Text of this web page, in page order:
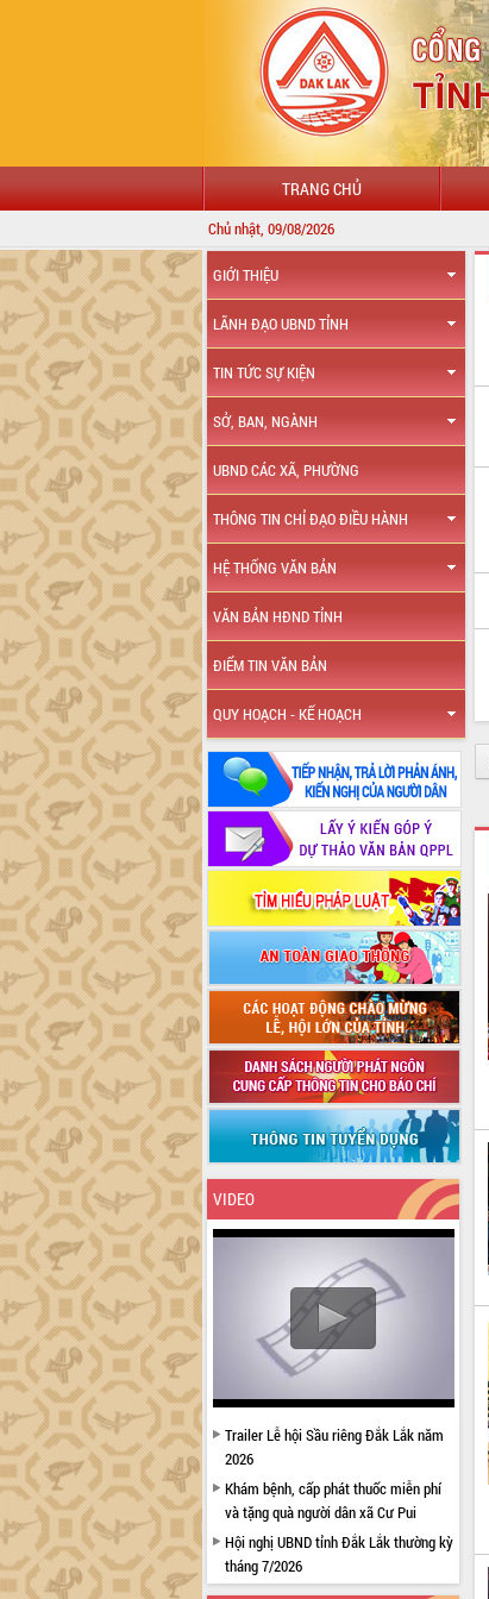
TRANG CHỦ
Chủ nhật, 09/08/2026
GIỚI THIỆU
LÃNH ĐẠO UBND TỈNH
TIN TỨC SỰ KIỆN
SỞ, BAN, NGÀNH
UBND CÁC XÃ, PHƯỜNG
THÔNG TIN CHỈ ĐẠO ĐIỀU HÀNH
HỆ THỐNG VĂN BẢN
VĂN BẢN HĐND TỈNH
ĐIỂM TIN VĂN BẢN
QUY HOẠCH - KẾ HOẠCH
VIDEO
Trailer Lễ hội Sầu riêng Đắk Lắk năm
2026
Khám bệnh, cấp phát thuốc miễn phí
và tặng quà người dân xã Cư Pui
Hội nghị UBND tỉnh Đắk Lắk thường kỳ
tháng 7/2026